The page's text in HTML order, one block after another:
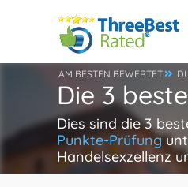
AM BESTEN BEWERTET
Die 3
Dies sind die 3
Punkte-Prüfung
Handelsexzellenz